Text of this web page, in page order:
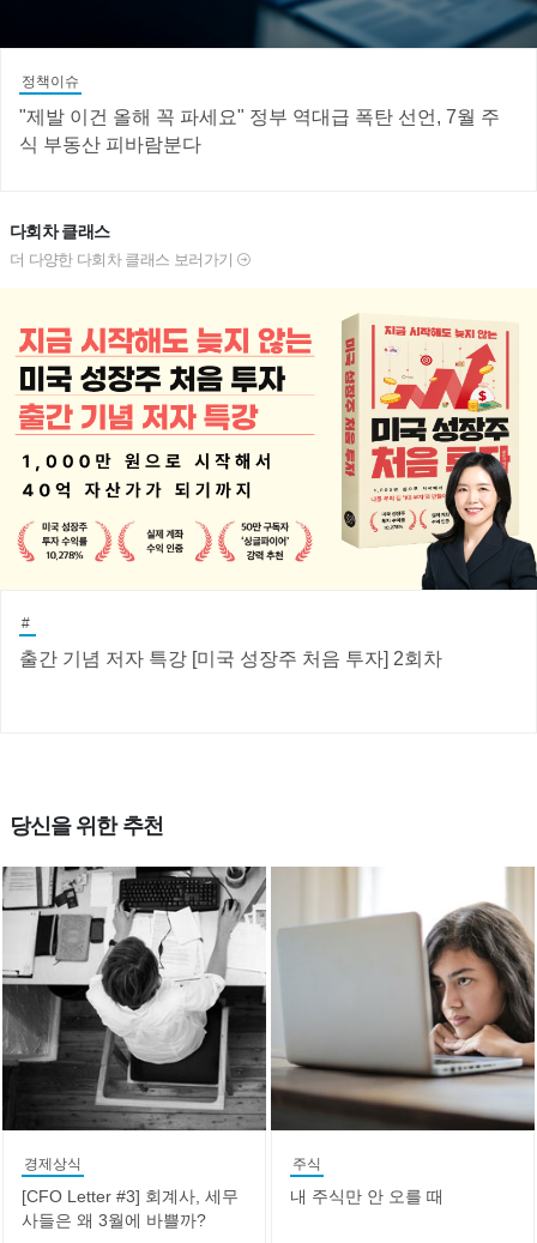
정책이슈
"제발 이건 올해 꼭 파세요" 정부 역대급 폭탄 선언, 7월 주
식 부동산 피바람분다
다회차 클래스
더 다양한 다회차 클래스 보러가기
#
출간 기념 저자 특강 [미국 성장주 처음 투자] 2회차
당신을 위한 추천
경제상식
[CFO Letter #3] 회계사, 세무
사들은 왜 3월에 바쁠까?
주식
내 주식만 안 오를 때